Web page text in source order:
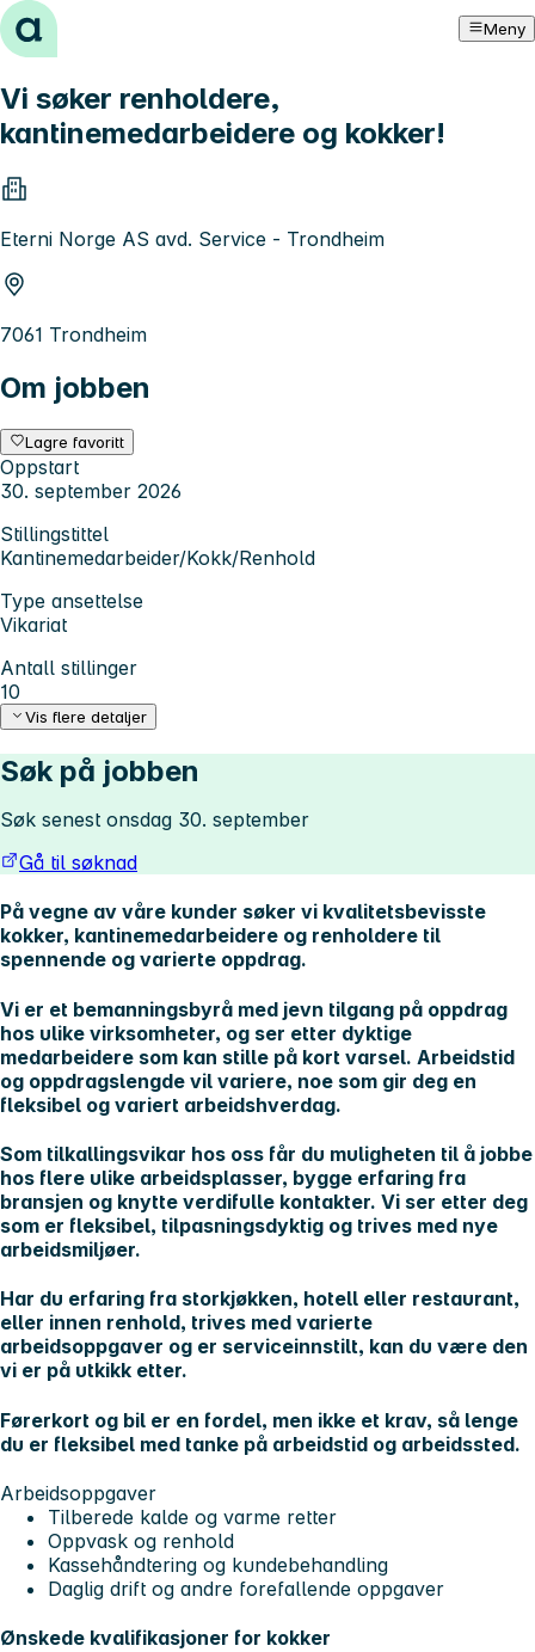
Hopp til innhold Meny
Vi søker renholdere,
kantinemedarbeidere og kokker!
Eterni Norge AS avd. Service - Trondheim
7061 Trondheim
Om jobben
Lagre favoritt
Oppstart
30. september 2026
Stillingstittel
Kantinemedarbeider/Kokk/Renhold
Type ansettelse
Vikariat
Antall stillinger
10
Vis flere detaljer
Søk på jobben
Søk senest onsdag 30. september
Gå til søknad
På vegne av våre kunder søker vi kvalitetsbevisste
kokker, kantinemedarbeidere og renholdere til
spennende og varierte oppdrag.
Vi er et bemanningsbyrå med jevn tilgang på oppdrag
hos ulike virksomheter, og ser etter dyktige
medarbeidere som kan stille på kort varsel. Arbeidstid
og oppdragslengde vil variere, noe som gir deg en
fleksibel og variert arbeidshverdag.
Som tilkallingsvikar hos oss får du muligheten til å jobbe
hos flere ulike arbeidsplasser, bygge erfaring fra
bransjen og knytte verdifulle kontakter. Vi ser etter deg
som er fleksibel, tilpasningsdyktig og trives med nye
arbeidsmiljøer.
Har du erfaring fra storkjøkken, hotell eller restaurant,
eller innen renhold, trives med varierte
arbeidsoppgaver og er serviceinnstilt, kan du være den
vi er på utkikk etter.
Førerkort og bil er en fordel, men ikke et krav, så lenge
du er fleksibel med tanke på arbeidstid og arbeidssted.
Arbeidsoppgaver
Tilberede kalde og varme retter
Oppvask og renhold
Kassehåndtering og kundebehandling
Daglig drift og andre forefallende oppgaver
Ønskede kvalifikasjoner for kokker